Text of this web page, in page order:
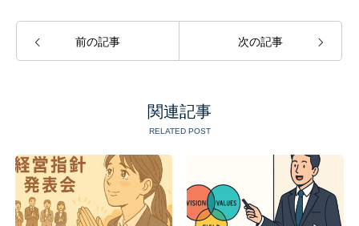
前の記事 次の記事
関連記事
RELATED POST